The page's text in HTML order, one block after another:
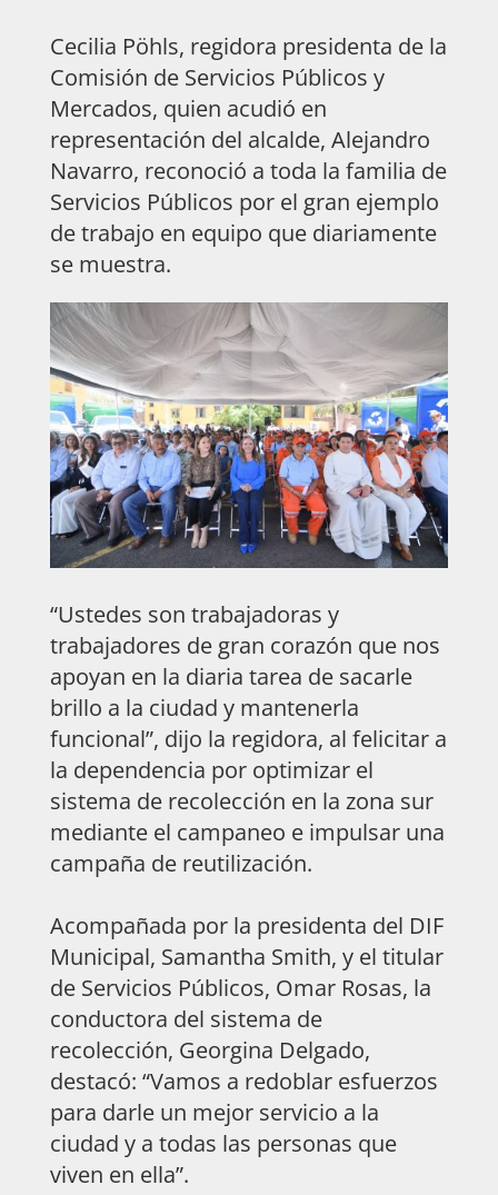
Cecilia Pöhls, regidora presidenta de la
Comisión de Servicios Públicos y
Mercados, quien acudió en
representación del alcalde, Alejandro
Navarro, reconoció a toda la familia de
Servicios Públicos por el gran ejemplo
de trabajo en equipo que diariamente
se muestra.
“Ustedes son trabajadoras y
trabajadores de gran corazón que nos
apoyan en la diaria tarea de sacarle
brillo a la ciudad y mantenerla
funcional”, dijo la regidora, al felicitar a
la dependencia por optimizar el
sistema de recolección en la zona sur
mediante el campaneo e impulsar una
campaña de reutilización.
Acompañada por la presidenta del DIF
Municipal, Samantha Smith, y el titular
de Servicios Públicos, Omar Rosas, la
conductora del sistema de
recolección, Georgina Delgado,
destacó: “Vamos a redoblar esfuerzos
para darle un mejor servicio a la
ciudad y a todas las personas que
viven en ella”.